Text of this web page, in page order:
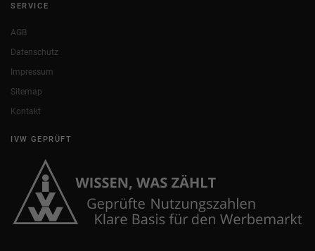
SERVICE
AGB
Datenschutz
Impressum
Sitemap
Kontakt
IVW GEPRÜFT